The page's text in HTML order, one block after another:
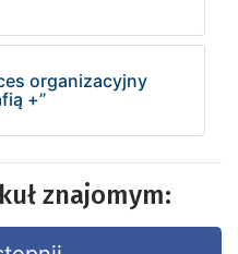
organizacyjny
+”
znajomym: